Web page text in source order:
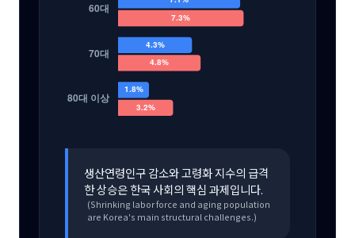
생산연령인구 감소와 고령화 지수의 급격
한 상승은 한국 사회의 핵심 과제입니다.
(Shrinking labor force and aging population
are Korea's main structural challenges.)